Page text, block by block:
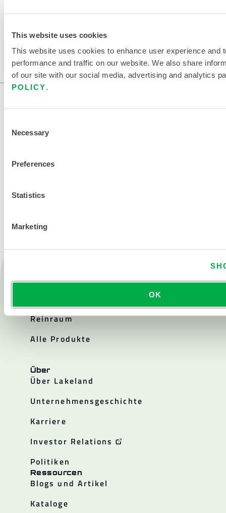
This website uses cookies
This website uses cookies to enhance user experience and
performance and traffic on our website. We also share
of our site with our social media, advertising and analytics
POLICY.
Selection
Necessary
Preferences
Statistics
Marketing
OK
Dieses Produkt wird normalerweise nicht in Ihrer
Region verkauft. Sie können Ihre Region oben auf
der Seite ändern.
Feuer
Reinraum
Alle Produkte
Über
Über Lakeland
Unternehmensgeschichte
Karriere
Investor Relations
Politiken
Ressourcen
Blogs und Artikel
Kataloge